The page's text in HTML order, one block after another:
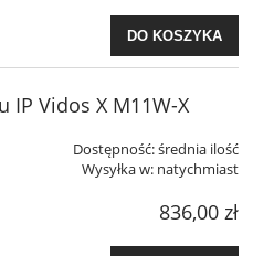
DO KOSZYKA
Vidos X M11W-X
Dostępność:średnia ilość
Wysyłka w: natychmiast
836,00 zł